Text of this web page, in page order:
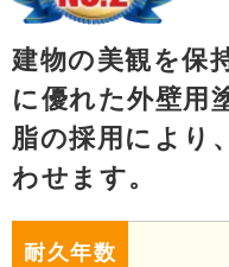
建物の美観を保
に優れた外壁用
脂の採用により
わせます。
耐久年数